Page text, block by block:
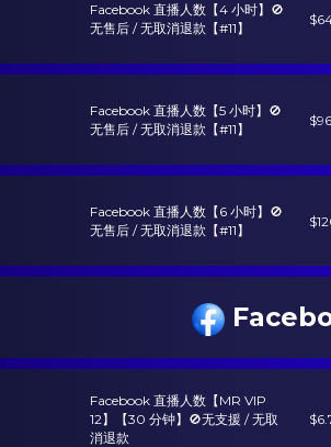
Facebook 直播人数【4 小时】🚫
无售后 / 无取消退款【#11】
Facebook 直播人数【5 小时】🚫
无售后 / 无取消退款【#11】
Facebook 直播人数【6 小时】🚫
无售后 / 无取消退款【#11】
Facebook 直播人数【MR VIP
12】【30 分钟】🚫无支援 / 无取
消退款